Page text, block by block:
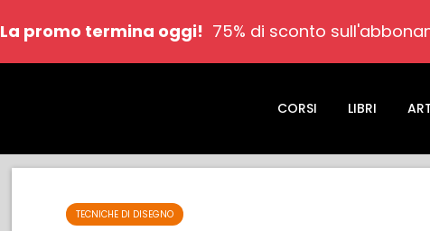
La promo termina oggi! 75% di sconto
CORSI LIBRI
TECNICHE DI DISEGNO